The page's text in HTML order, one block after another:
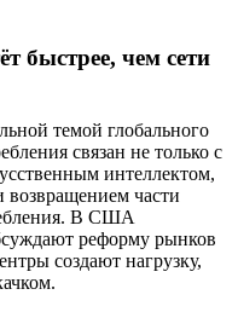
быстрее, чем сети
темой глобального
связан не только с
интеллектом,
части
В США
реформу рынков
создают нагрузку,